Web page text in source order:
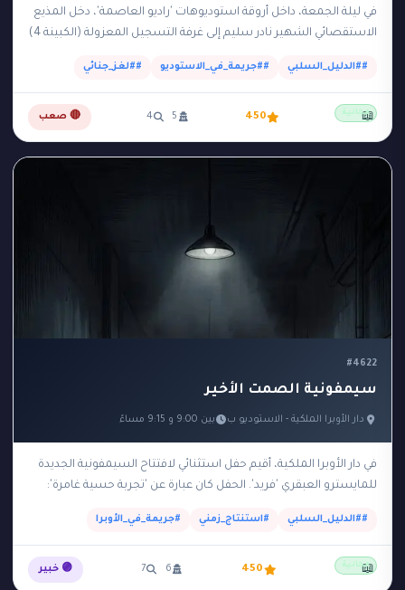
في ليلة الجمعة، داخل أروقة استوديوهات 'راديو العاصمة'، دخل المذيع
الاستقصائي الشهير نادر سليم إلى غرفة التسجيل المعزولة (الكبينة 4)
##الدليل_السلبي ##جريمة_في_الاستوديو ##لغز_جنائي
مجانية 450
5
4 🔴 صعب 📖
#4622
سيمفونية الصمت الأخير
دار الأوبرا الملكية - الاستوديو ب بين 9:00 و 9:15 مساءً
في دار الأوبرا الملكية، أقيم حفل استثنائي لافتتاح السيمفونية الجديدة
للمايسترو العبقري 'فريد'. الحفل كان عبارة عن 'تجربة حسية غامرة':
##الدليل_السلبي #استنتاج_زمني #جريمة_في_الأوبرا
مجانية 450
6
7 🟣 خبير 📖